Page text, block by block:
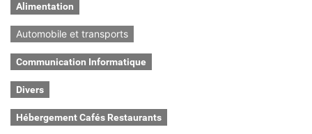
Alimentation
Automobile et transports
Communication Informatique
Divers
Hébergement Cafés Restaurants